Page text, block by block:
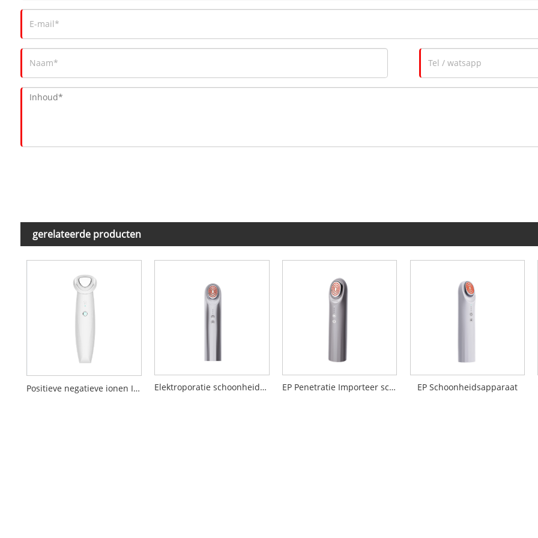
gerelateerde producten
Positieve negatieve ionen Inleiding Schoonheidsapparaat reinigen Elektroporatie schoonheidsapparaat EP Penetratie Importeer schoonheidsapparaat EP Schoonheidsapparaat